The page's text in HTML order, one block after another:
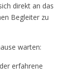
direkt an das
Begleiter zu
warten:
erfahrene